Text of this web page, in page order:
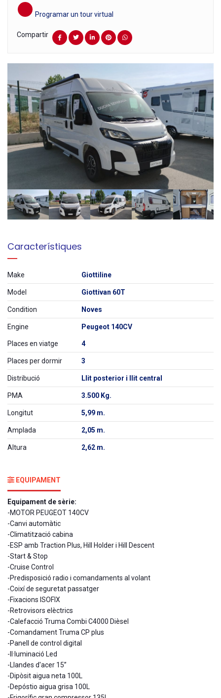
Programar un tour virtual
Compartir
Característiques
Make Giottiline
Model Giottivan 60T
Condition Noves
Engine Peugeot 140CV
Places en viatge 4
Places per dormir 3
Distribució Llit posterior i llit central
PMA 3.500 Kg.
Longitut 5,99 m.
Amplada 2,05 m.
Altura 2,62 m.
EQUIPAMENT
Equipament de sèrie:
-MOTOR PEUGEOT 140CV
-Canvi automàtic
-Climatització cabina
-ESP amb Traction Plus, Hill Holder i Hill Descent
-Start & Stop
-Cruise Control
-Predisposició radio i comandaments al volant
-Coixí de seguretat passatger
-Fixacions ISOFIX
-Retrovisors elèctrics
-Calefacció Truma Combi C4000 Dièsel
-Comandament Truma CP plus
-Panell de control digital
-Il·luminació Led
-Llandes d'acer 15”
-Dipòsit aigua neta 100L
-Depóstio aigua grisa 100L